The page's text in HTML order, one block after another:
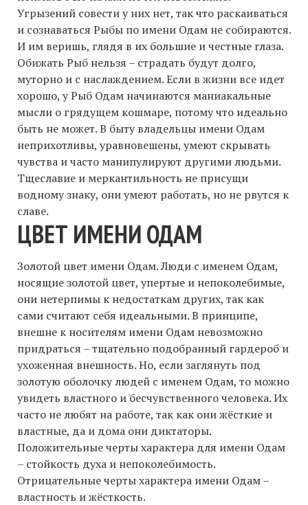
Угрызений совести у них нет, так что раскаиваться
и сознаваться Рыбы по имени Одам не собираются.
И им веришь, глядя в их большие и честные глаза.
Обижать Рыб нельзя – страдать будут долго,
муторно и с наслаждением. Если в жизни все идет
хорошо, у Рыб Одам начинаются маниакальные
мысли о грядущем кошмаре, потому что идеально
быть не может. В быту владельцы имени Одам
неприхотливы, уравновешены, умеют скрывать
чувства и часто манипулируют другими людьми.
Тщеславие и меркантильность не присущи
водному знаку, они умеют работать, но не рвутся к
славе.
ЦВЕТ ИМЕНИ ОДАМ
Золотой цвет имени Одам. Люди с именем Одам,
носящие золотой цвет, упертые и непоколебимые,
они нетерпимы к недостаткам других, так как
сами считают себя идеальными. В принципе,
внешне к носителям имени Одам невозможно
придраться – тщательно подобранный гардероб и
ухоженная внешность. Но, если заглянуть под
золотую оболочку людей с именем Одам, то можно
увидеть властного и бесчувственного человека. Их
часто не любят на работе, так как они жёсткие и
властные, да и дома они диктаторы.
Положительные черты характера для имени Одам
– стойкость духа и непоколебимость.
Отрицательные черты характера имени Одам –
властность и жёсткость.